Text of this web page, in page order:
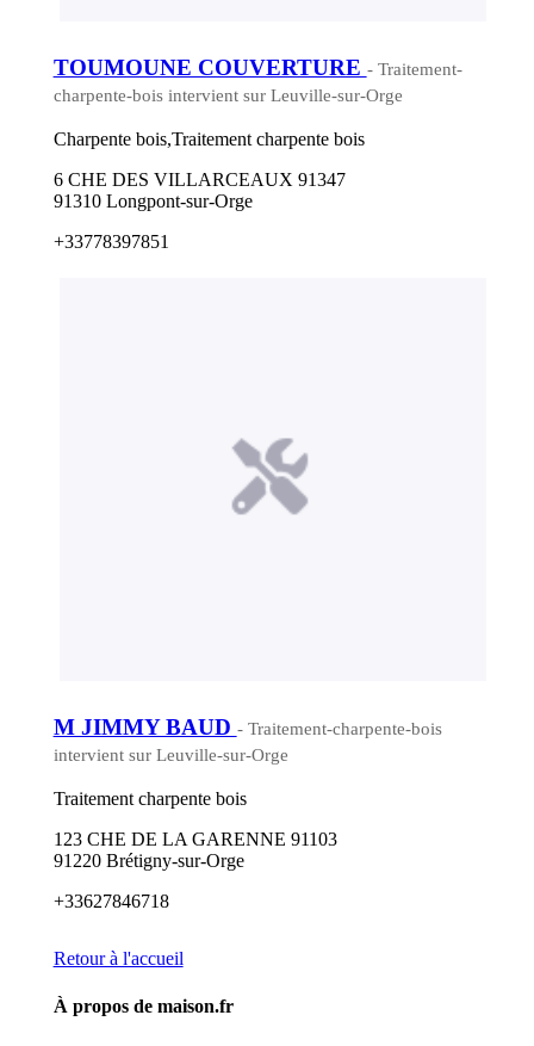
TOUMOUNE COUVERTURE - Traitement-
charpente-bois intervient sur Leuville-sur-Orge
Charpente bois,Traitement charpente bois
6 CHE DES VILLARCEAUX 91347
91310 Longpont-sur-Orge
+33778397851
M JIMMY BAUD - Traitement-charpente-bois
intervient sur Leuville-sur-Orge
Traitement charpente bois
123 CHE DE LA GARENNE 91103
91220 Brétigny-sur-Orge
+33627846718
Retour à l'accueil
À propos de maison.fr